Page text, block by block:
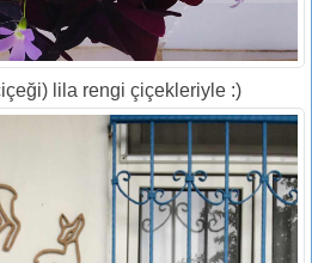
lila rengi çiçekleriyle :)